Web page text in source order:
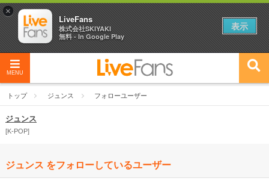
MENU
トップ ジュンス フォローユーザー
ジュンス
K-POP
ジュンス をフォローしているユーザー
×
LiveFans
株式会社SKIYAKI
無料 - In Google Play
表示